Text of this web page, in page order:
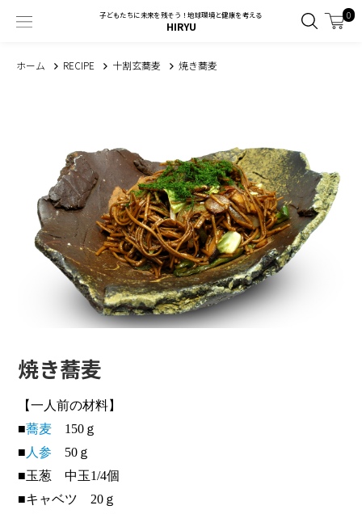
子どもたちに未来を残そう！地球環境と健康を考える
HIRYU
0
ホーム RECIPE 十割玄蕎麦 焼き蕎麦
焼き蕎麦
【一人前の材料】
■蕎麦 150ｇ
■ 人参 50ｇ
■玉葱 中玉1/4個
■キャベツ 20ｇ